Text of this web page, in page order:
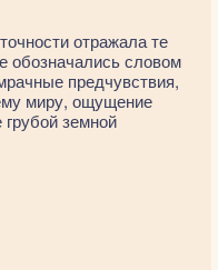
отражала те
обозначались словом
предчувствия,
миру, ощущение
земной